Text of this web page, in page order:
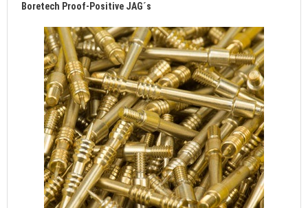
BØSSEMAGERARBEJDE
KUNDECENTER
Boretech Proof-Positive JAG´s